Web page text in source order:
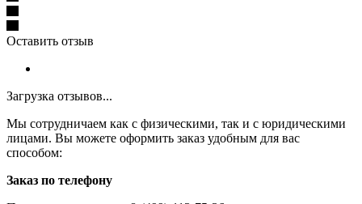
Оставить отзыв
Загрузка отзывов...
Мы сотрудничаем как с физическими, так и с юридическими
лицами. Вы можете оформить заказ удобным для вас
способом:
Заказ по телефону